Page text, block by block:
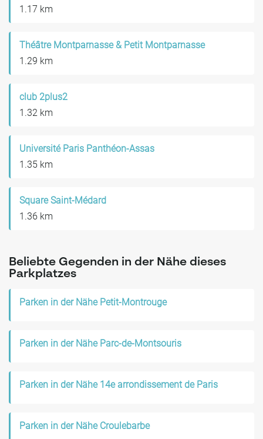
1.17 km
Théâtre Montparnasse & Petit Montparnasse
1.29 km
club 2plus2
1.32 km
Université Paris Panthéon-Assas
1.35 km
Square Saint-Médard
1.36 km
Beliebte Gegenden in der Nähe dieses
Parkplatzes
Parken in der Nähe Petit-Montrouge
Parken in der Nähe Parc-de-Montsouris
Parken in der Nähe 14e arrondissement de Paris
Parken in der Nähe Croulebarbe